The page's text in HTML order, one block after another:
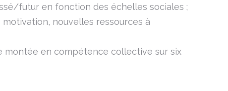
futur en fonction des échelles sociales ;
nouvelles ressources à
montée en compétence collective sur six